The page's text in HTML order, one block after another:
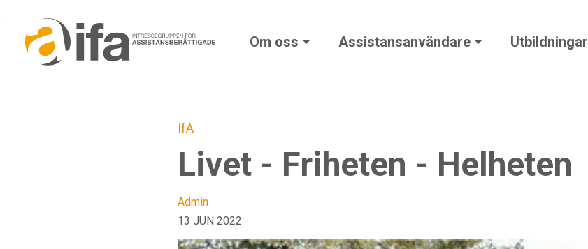
Skip to main content
Om oss Assistansanvändare Utbildningar
IfA
Livet - Friheten - Helheten
Admin
13 JUN 2022